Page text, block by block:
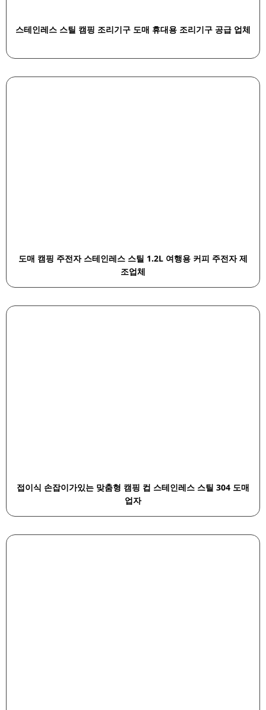
스테인레스 스틸 캠핑 조리기구 도매 휴대용 조리기구 공급 업체
도매 캠핑 주전자 스테인레스 스틸 1.2L 여행용 커피 주전자 제
조업체
접이식 손잡이가있는 맞춤형 캠핑 컵 스테인레스 스틸 304 도매
업자